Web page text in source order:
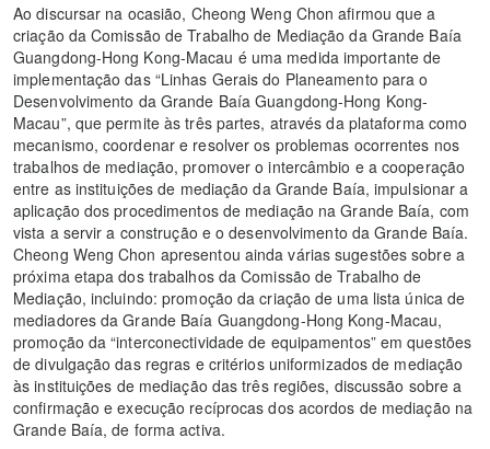
Ao discursar na ocasião, Cheong Weng Chon afirmou que a
criação da Comissão de Trabalho de Mediação da Grande Baía
Guangdong-Hong Kong-Macau é uma medida importante de
implementação das “Linhas Gerais do Planeamento para o
Desenvolvimento da Grande Baía Guangdong-Hong Kong-
Macau”, que permite às três partes, através da plataforma como
mecanismo, coordenar e resolver os problemas ocorrentes nos
trabalhos de mediação, promover o intercâmbio e a cooperação
entre as instituições de mediação da Grande Baía, impulsionar a
aplicação dos procedimentos de mediação na Grande Baía, com
vista a servir a construção e o desenvolvimento da Grande Baía.
Cheong Weng Chon apresentou ainda várias sugestões sobre a
próxima etapa dos trabalhos da Comissão de Trabalho de
Mediação, incluindo: promoção da criação de uma lista única de
mediadores da Grande Baía Guangdong-Hong Kong-Macau,
promoção da “interconectividade de equipamentos” em questões
de divulgação das regras e critérios uniformizados de mediação
às instituições de mediação das três regiões, discussão sobre a
confirmação e execução recíprocas dos acordos de mediação na
Grande Baía, de forma activa.